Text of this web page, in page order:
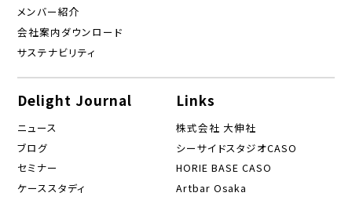
メンバー紹介
会社案内ダウンロード
サステナビリティ
Delight Journal
ニュース
ブログ
セミナー
ケーススタディ
Links
株式会社 大伸社
シーサイドスタジオCASO
HORIE BASE CASO
Artbar Osaka